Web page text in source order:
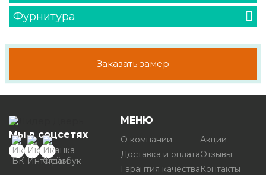
Фурнитура
Заказать замер
Мы в соцсетях
МЕНЮ
О компании
Доставка и оплата
Гарантия качества
Акции
Отзывы
Контакты